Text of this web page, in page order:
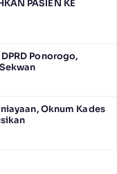
PASIEN KE
Ponorogo,
Oknum Kades